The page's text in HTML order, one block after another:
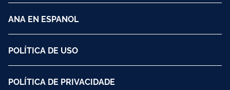
ANA EN ESPANOL
POLÍTICA DE USO
POLÍTICA DE PRIVACIDADE